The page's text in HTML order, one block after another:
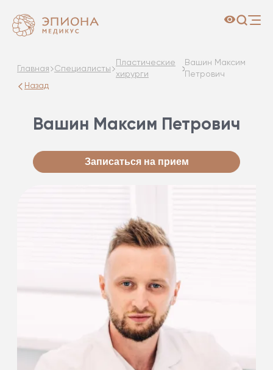
Главная Специалисты
Пластические
хирурги
Вашин Максим
Петрович
Назад
Вашин Максим Петрович
Записаться на прием